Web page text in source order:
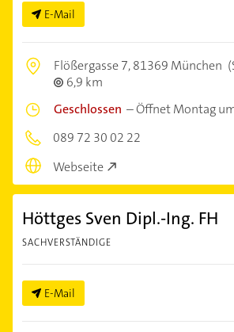
E-Mail
Flößergasse 7,81369 München
6,9 km
Geschlossen –Öffnet Montag
089 72 30 02 22
Webseite
Höttges Sven Dipl.-Ing. FH
SACHVERSTÄNDIGE
E-Mail